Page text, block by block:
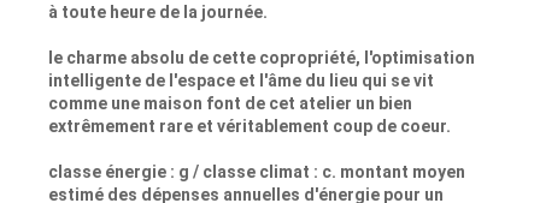
à toute heure de la journée.
le charme absolu de cette copropriété, l'optimisation
intelligente de l'espace et l'âme du lieu qui se vit
comme une maison font de cet atelier un bien
extrêmement rare et véritablement coup de coeur.
classe énergie : g / classe climat : c. montant moyen
estimé des dépenses annuelles d'énergie pour un